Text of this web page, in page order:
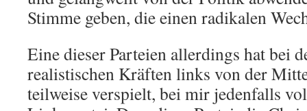
Stimme geben, die einen radikalen
Eine dieser Parteien allerdings hat bei
realistischen Kräften links von der
teilweise verspielt, bei mir jedenfalls